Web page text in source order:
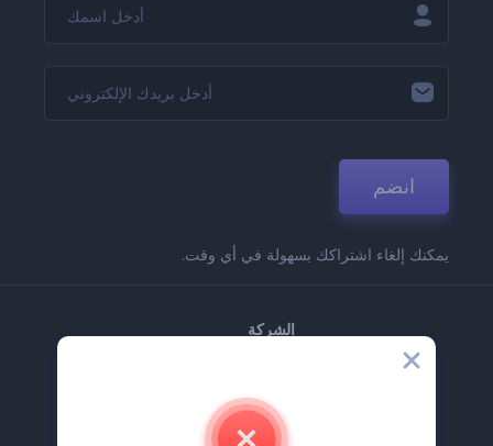
انضم
يمكنك إلغاء اشتراكك بسهولة في أي وقت.
الشركة
اتصل بنا
وظائف